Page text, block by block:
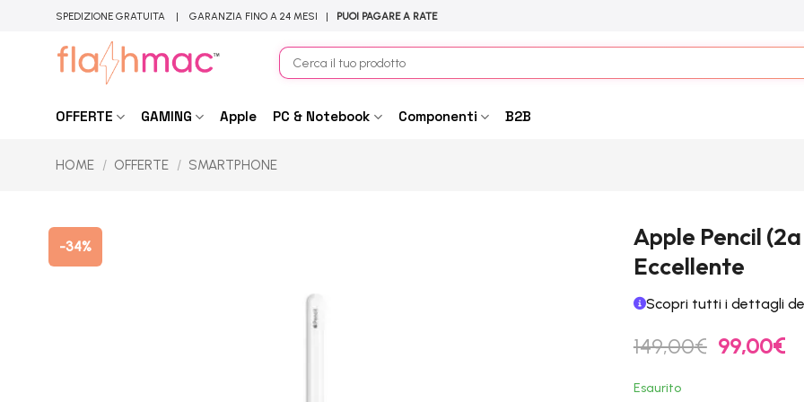
SPEDIZIONE GRATUITA | GARANZIA FINO A 24 MESI | PUOI PAGARE A RATE
Cerca:
OFFERTE GAMING Apple PC & Notebook Componenti B2B
HOME / OFFERTE / SMARTPHONE
-34%
Apple Pencil
Eccellente
Scopri tutti i dettagli
149,00€ Il
prezzo
99,00€Il
Esaurito